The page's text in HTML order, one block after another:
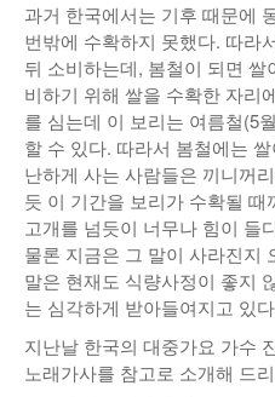
과거 한국에서는 기후 때문에
번밖에 수확하지 못했다. 따라
뒤 소비하는데, 봄철이 되면
비하기 위해 쌀을 수확한 자리
를 심는데 이 보리는 여름철(5
할 수 있다. 따라서 봄철에는
난하게 사는 사람들은 끼니꺼
듯 이 기간을 보리가 수확될
고개를 넘듯이 너무나 힘이 들
물론 지금은 그 말이 사라진지
말은 현재도 식량사정이 좋지
는 심각하게 받아들여지고 있
지난날 한국의 대중가요 가수
노래가사를 참고로 소개해 드